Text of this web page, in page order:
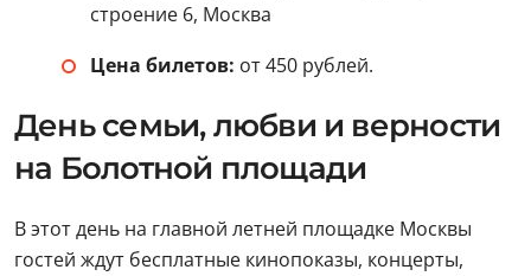
строение 6, Москва
Цена билетов: от 450 рублей.
День семьи, любви и верности
на Болотной площади
В этот день на главной летней площадке Москвы
гостей ждут бесплатные кинопоказы, концерты,